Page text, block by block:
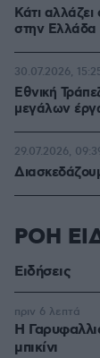
Κάτι
στην Ελλάδα
Εθνική
μεγάλων
30.07.2026,
29.07.2026,
ΡΟΗ
Ειδήσεις
Η
μπικίνι
πριν 6 λεπτά